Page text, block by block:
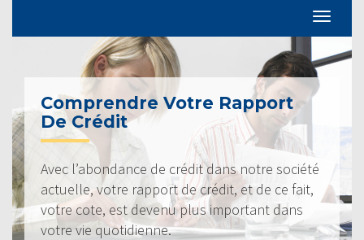
Comprendre Votre Rapport
De Crédit
Avec l’abondance de crédit dans notre société
actuelle, votre rapport de crédit, et de ce fait,
votre cote, est devenu plus important dans
votre vie quotidienne.